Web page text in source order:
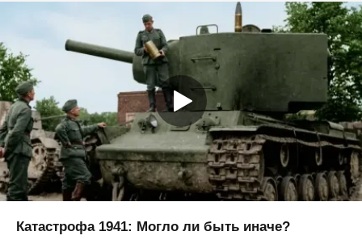
Катастрофа 1941: Могло ли быть иначе?